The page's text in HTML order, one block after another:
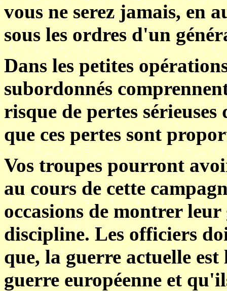
vous ne serez jamais, en
sous les ordres d'un
Dans les petites
subordonnés
risque de pertes
que ces pertes sont
Vos troupes pourront
au cours de cette
occasions de montrer
discipline. Les officiers
que, la guerre actuelle
guerre européenne et